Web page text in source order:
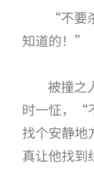
“不要
知道的！”
被撞之
时一怔，“
找个安静地
真让他找到